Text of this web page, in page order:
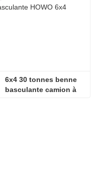
6x4 30 tonnes benne
basculante camion à